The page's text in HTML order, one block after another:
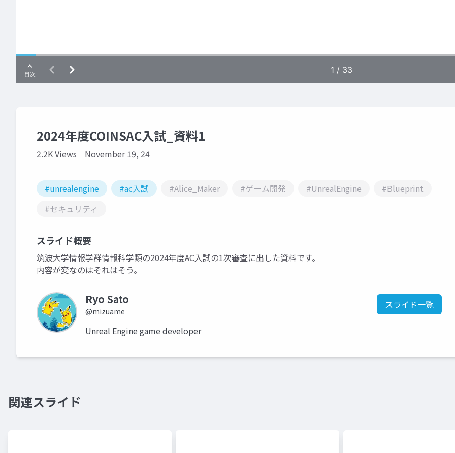
2024年度COINSAC入試_資料1
2.2K Views November 19, 24
#unrealengine #ac入試 #Alice_Maker #ゲーム開発 #UnrealEngine
#Blueprint
#セキュリティ
スライド概要
筑波大学情報学群情報科学類の2024年度AC入試の1次審査に出した資料です。
内容が変なのはそれはそう。
Ryo Sato
@mizuame
スライド一覧
Unreal Engine game developer
関連スライド